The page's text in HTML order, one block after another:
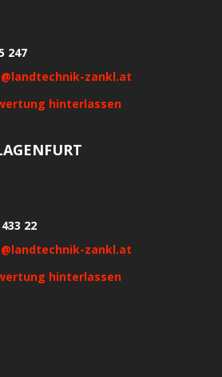
247
zankl.at
hinterlassen
22
zankl.at
hinterlassen